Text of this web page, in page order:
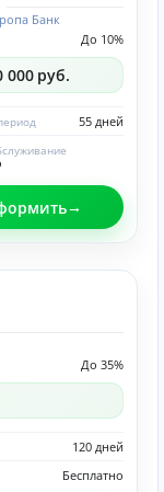
Банк
До 10%
000 руб.
55 дней
До 35%
120 дней
Бесплатно